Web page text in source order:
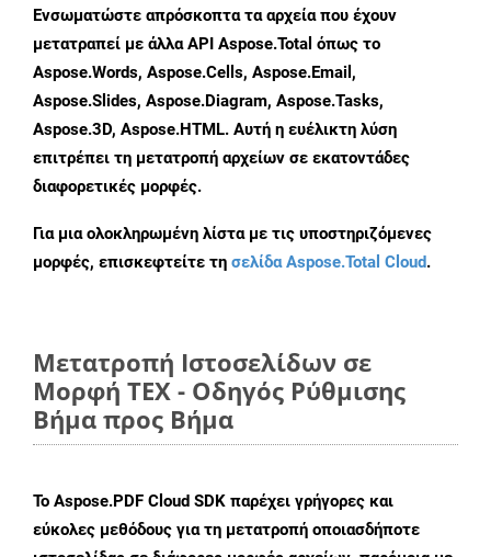
Ενσωματώστε απρόσκοπτα τα αρχεία που έχουν
μετατραπεί με άλλα API Aspose.Total όπως το
Aspose.Words, Aspose.Cells, Aspose.Email,
Aspose.Slides, Aspose.Diagram, Aspose.Tasks,
Aspose.3D, Aspose.HTML. Αυτή η ευέλικτη λύση
επιτρέπει τη μετατροπή αρχείων σε εκατοντάδες
διαφορετικές μορφές.
Για μια ολοκληρωμένη λίστα με τις υποστηριζόμενες
μορφές, επισκεφτείτε τη σελίδα Aspose.Total Cloud.
Μετατροπή Ιστοσελίδων σε
Μορφή TEX - Οδηγός Ρύθμισης
Βήμα προς Βήμα
Το Aspose.PDF Cloud SDK παρέχει γρήγορες και
εύκολες μεθόδους για τη μετατροπή οποιασδήποτε